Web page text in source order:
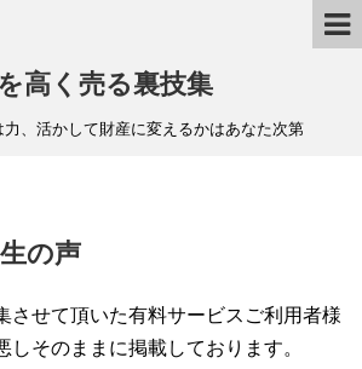
高く売る裏技集
、活かして財産に変えるかはあなた次第
の声
させて頂いた有料サービスご利用者様
しそのままに掲載しております。